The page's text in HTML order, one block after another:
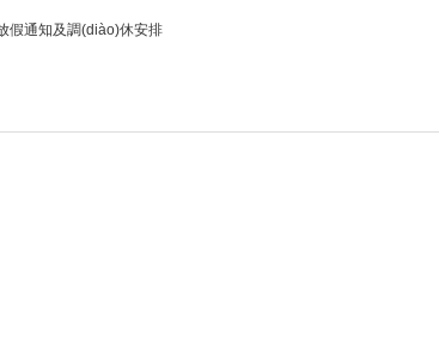
假通知及調(diào)休安排